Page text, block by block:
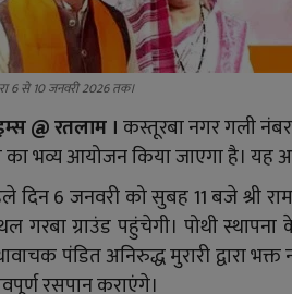
6 से 10 जनवरी 2026 तक।
@ रतलाम ।कस्तूरबा नगर गली
भव्य आयोजन किया जाएगा है। यह
6 जनवरी को सुबह 11 बजे श्री
गरबा ग्राउंड पहुंचेगी। पोथी
पंडित अनिरुद्ध मुरारी द्वारा
रसपान कराएंगे।